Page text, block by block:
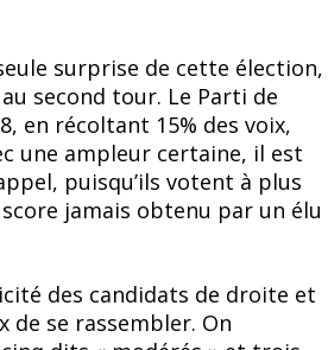
surprise de cette élection,
second tour. Le Parti de
en récoltant 15% des voix,
une ampleur certaine, il est
puisqu’ils votent à plus
jamais obtenu par un élu
des candidats de droite et
de se rassembler. On